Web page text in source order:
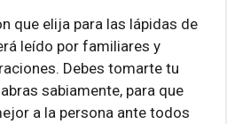
que elija para las lápidas de
leído por familiares y
Debes tomarte tu
sabiamente, para que
a la persona ante todos